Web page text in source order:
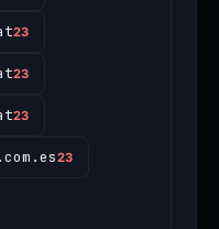
23
23
23
23